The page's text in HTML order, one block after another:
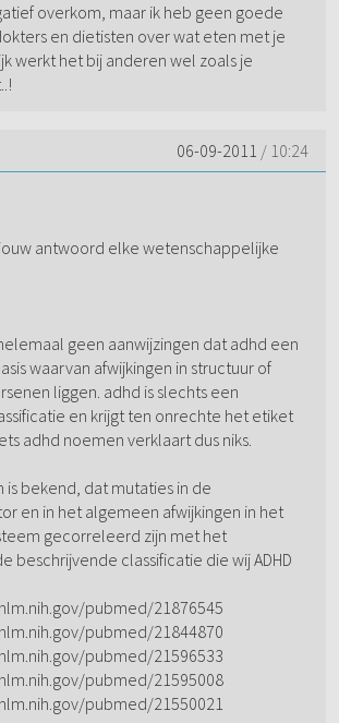
overkom, maar ik heb geen goede
en dietisten over wat eten met je
werkt het bij anderen wel zoals je
06-09-2011 / 10:24
antwoord elke wetenschappelijke
geen aanwijzingen dat adhd een
waarvan afwijkingen in structuur of
liggen. adhd is slechts een
en krijgt ten onrechte het etiket
adhd noemen verklaart dus niks.
is bekend, dat mutaties in de
en in het algemeen afwijkingen in het
gecorreleerd zijn met het
beschrijvende classificatie die wij ADHD
pubmed/21876545
pubmed/21844870
pubmed/21596533
pubmed/21595008
pubmed/21550021